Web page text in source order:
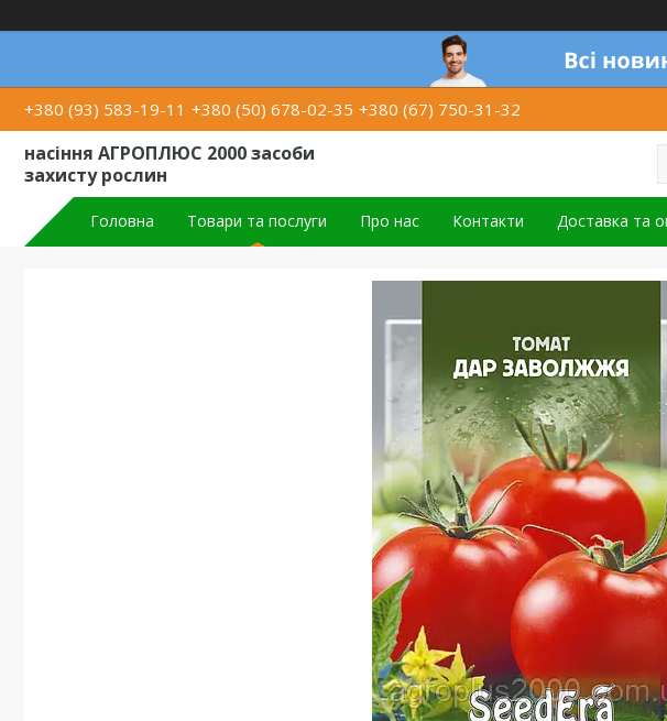
+380 (93) 583-19-11 +380 (50) 678-02-35 +380 (67) 750-31-32
насіння АГРОПЛЮС 2000 засоби
захисту рослин
Головна Товари та послуги Про нас Контакти Доставка та